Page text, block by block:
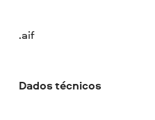
.aif
Dados técnicos